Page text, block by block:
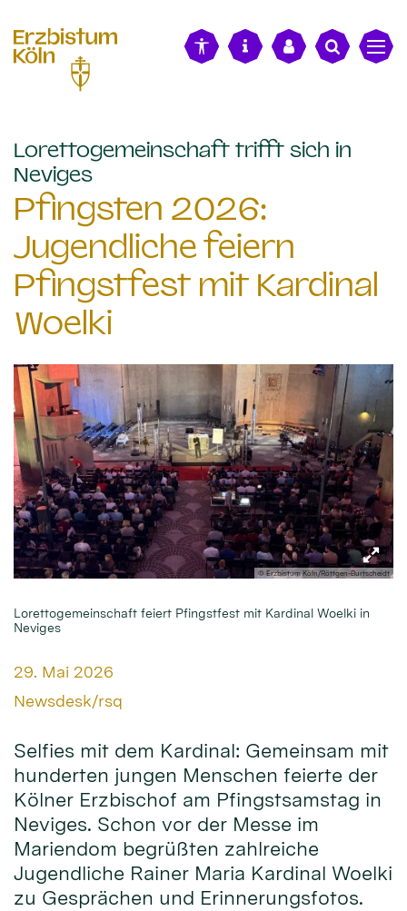
Lorettogemeinschaft trifft sich in
Neviges:
Pfingsten 2026:
Jugendliche feiern
Pfingstfest mit Kardinal
Woelki
© Erzbistum Köln/Röttgen-Burtscheidt
Lorettogemeinschaft feiert Pfingstfest mit Kardinal Woelki in
Neviges
Datum:
29. Mai 2026
Von:
Newsdesk/rsq
Selfies mit dem Kardinal: Gemeinsam mit
hunderten jungen Menschen feierte der
Kölner Erzbischof am Pfingstsamstag in
Neviges. Schon vor der Messe im
Mariendom begrüßten zahlreiche
Jugendliche Rainer Maria Kardinal Woelki
zu Gesprächen und Erinnerungsfotos.